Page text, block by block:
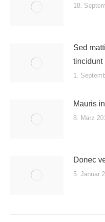
18.
Sed
tincidunt
1.
Mauris
8. März
Donec
5. Januar